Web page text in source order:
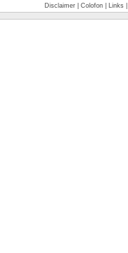
Disclaimer Colofon Links